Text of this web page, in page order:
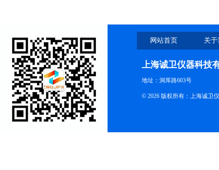
网站首页 关
上海诚卫仪器科技
地址：洞厍路603号
© 2026 版权所有：上海诚卫